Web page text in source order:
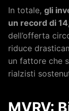
In totale, gli
un record di
dell’offerta
riduce
un fattore che
rialzisti
MVRV: